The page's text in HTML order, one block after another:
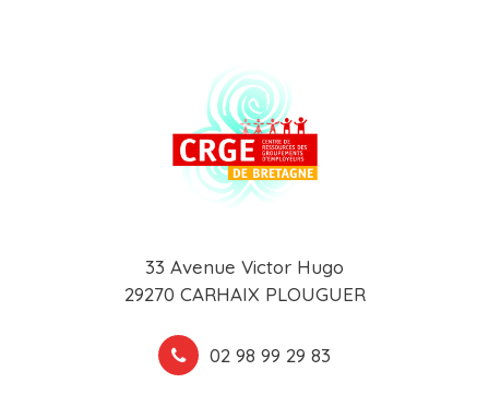
33 Avenue Victor Hugo
29270 CARHAIX PLOUGUER
02 98 99 29 83